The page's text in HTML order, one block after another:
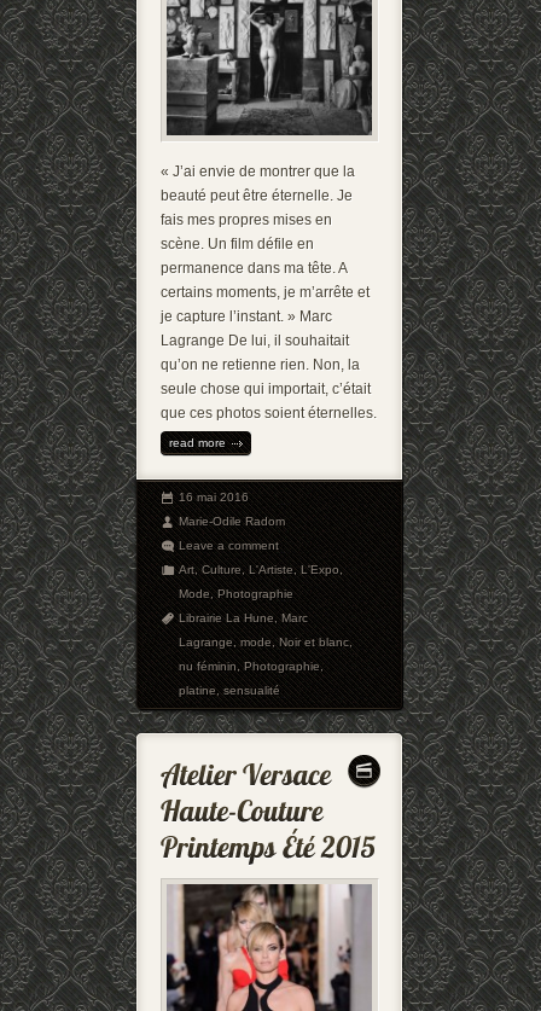
« J’ai envie de montrer que la
beauté peut être éternelle. Je
fais mes propres mises en
scène. Un film défile en
permanence dans ma tête. A
certains moments, je m’arrête et
je capture l’instant. » Marc
Lagrange De lui, il souhaitait
qu’on ne retienne rien. Non, la
seule chose qui importait, c’était
que ces photos soient éternelles.
read more
16 mai 2016
Marie-Odile Radom
Leave a comment
Art,Culture,L'Artiste,L'Expo,
Mode,Photographie
Librairie La Hune,Marc
Lagrange,mode,Noir et blanc,
nu féminin,Photographie,
platine,sensualité